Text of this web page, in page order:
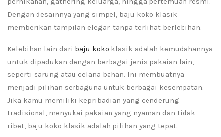
Dengan desainnya yang simpel, baju koko klasik
memberikan tampilan elegan tanpa terlihat berlebihan.
Kelebihan lain dari baju koko klasik adalah kemudahannya
untuk dipadukan dengan berbagai jenis pakaian lain,
seperti sarung atau celana bahan. Ini membuatnya
menjadi pilihan serbaguna untuk berbagai kesempatan.
Jika kamu memiliki kepribadian yang cenderung
tradisional, menyukai pakaian yang nyaman dan tidak
ribet, baju koko klasik adalah pilihan yang tepat.